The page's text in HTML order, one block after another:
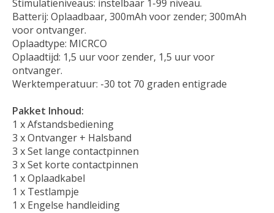
Stimulatieniveaus: instelbaar 1-99 niveau.
Batterij: Oplaadbaar, 300mAh voor zender; 300mAh
voor ontvanger.
Oplaadtype: MICRCO
Oplaadtijd: 1,5 uur voor zender, 1,5 uur voor
ontvanger.
Werktemperatuur: -30 tot 70 graden entigrade
Pakket Inhoud:
1 x Afstandsbediening
3 x Ontvanger + Halsband
3 x Set lange contactpinnen
3 x Set korte contactpinnen
1 x Oplaadkabel
1 x Testlampje
1 x Engelse handleiding